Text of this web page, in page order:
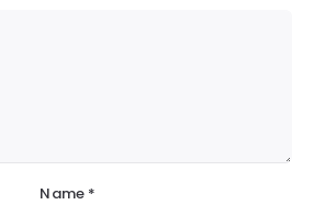
Name *